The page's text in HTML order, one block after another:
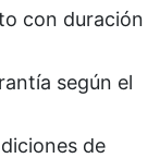
con duración
según el
de